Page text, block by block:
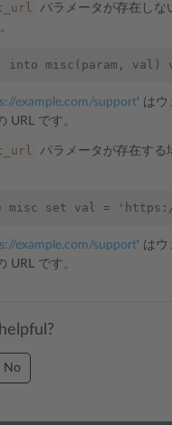
パラメータが存在しな
example.com/support' はウ
URL です。
パラメータが存在する
example.com/support' はウ
URL です。
No